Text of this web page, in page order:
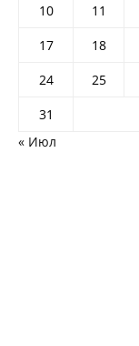
10
11
17
18
24
25
31
« Июл